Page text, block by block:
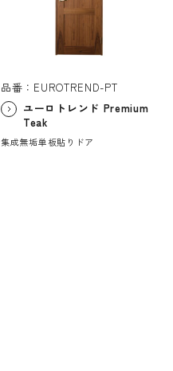
品番：EUROTREND-PT
ユーロトレンド Premium
Teak
集成無垢単板貼りドア